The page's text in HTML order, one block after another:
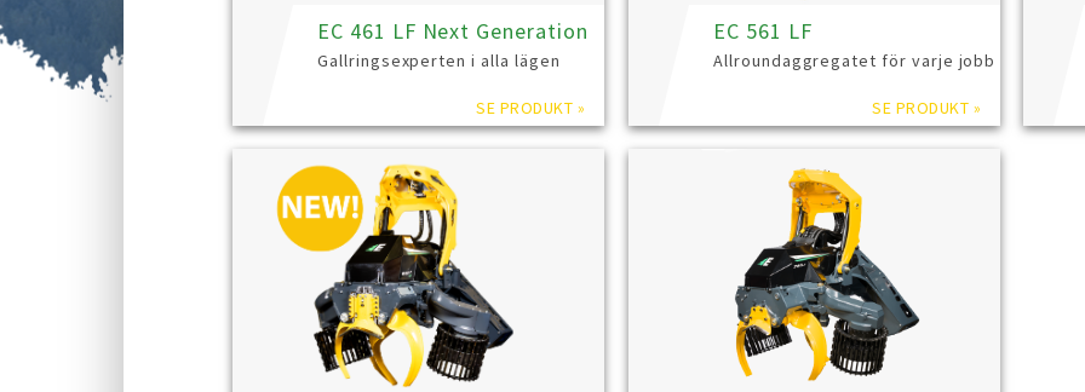
EC 461 LF Next Generation
Gallringsexperten i alla lägen
SE PRODUKT »
EC 561 LF
Allroundaggregatet för varje jobb
SE PRODUKT »